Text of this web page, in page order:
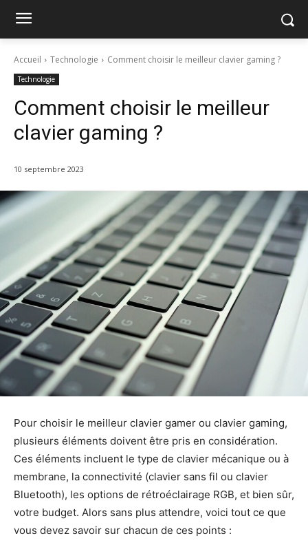
Accueil Technologie Comment choisir le meilleur clavier gaming ?
Technologie
Comment choisir le meilleur
clavier gaming ?
10 septembre 2023
Pour choisir le meilleur clavier gamer ou clavier gaming,
plusieurs éléments doivent être pris en considération.
Ces éléments incluent le type de clavier mécanique ou à
membrane, la connectivité (clavier sans fil ou clavier
Bluetooth), les options de rétroéclairage RGB, et bien sûr,
votre budget. Alors sans plus attendre, voici tout ce que
vous devez savoir sur chacun de ces points :